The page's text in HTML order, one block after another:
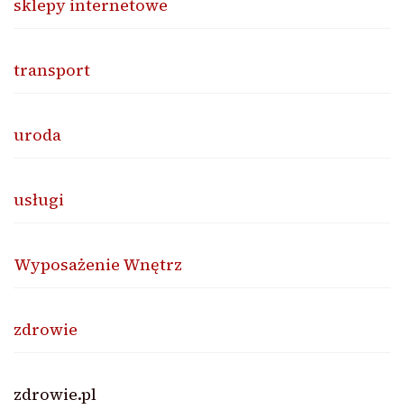
sklepy internetowe
transport
uroda
usługi
Wyposażenie Wnętrz
zdrowie
zdrowie.pl